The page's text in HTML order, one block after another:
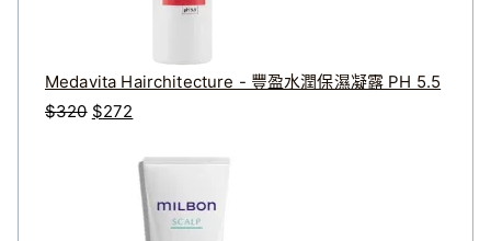
Medavita Hairchitecture - 豐盈水潤保濕凝露 PH 5.5
$320 原
$272
價
格
：